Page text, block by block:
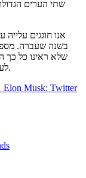
בשנה שעברה.
לענייני קליטה פנינה. טמאנו-שאטה (אחדות לאומית).
Elon Musk: Twitter